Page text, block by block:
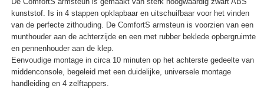
kunststof. Is in 4 stappen opklapbaar en uitschuifbaar voor het vinden
van de perfecte zithouding. De ComfortS armsteun is voorzien van een
munthouder aan de achterzijde en een met rubber beklede opbergruimte
en pennenhouder aan de klep.
Eenvoudige montage in circa 10 minuten op het achterste gedeelte van
middenconsole, begeleid met een duidelijke, universele montage
handleiding en 4 zelftappers.